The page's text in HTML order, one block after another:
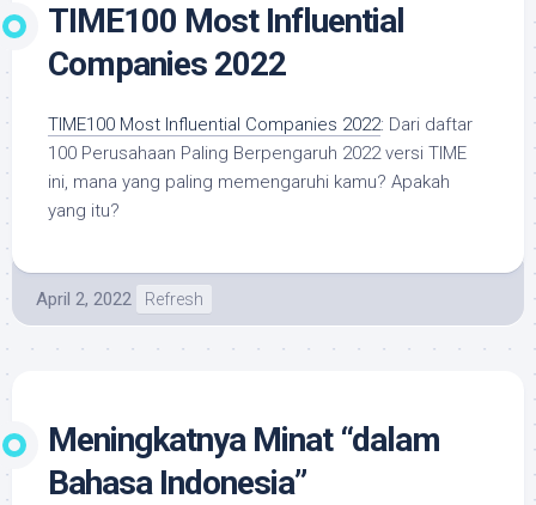
TIME100 Most Influential
Companies 2022
TIME100 Most Influential Companies 2022: Dari daftar
100 Perusahaan Paling Berpengaruh 2022 versi TIME
ini, mana yang paling memengaruhi kamu? Apakah
yang itu?
April 2, 2022 Refresh
Meningkatnya Minat “dalam
Bahasa Indonesia”